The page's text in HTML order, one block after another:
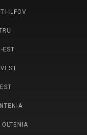
ILFOV
EST
OLTENIA